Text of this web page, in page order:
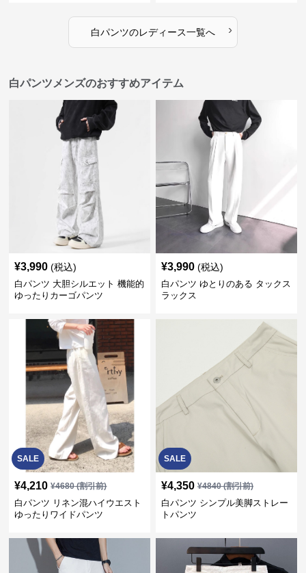
白パンツのレディース一覧へ ›
白パンツメンズのおすすめアイテム
¥3,990 (税込)
白パンツ 大胆シルエット 機能的
ゆったりカーゴパンツ
¥3,990 (税込)
白パンツ ゆとりのある タックス
ラックス
SALE
¥4,210 ¥4680(割引前)
白パンツ リネン混ハイウエスト
ゆったりワイドパンツ
SALE
¥4,350 ¥4840(割引前)
白パンツ シンプル美脚ストレー
トパンツ